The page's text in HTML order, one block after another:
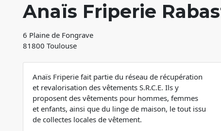
Anaïs Friperie
6 Plaine de Fongrave
81800 Toulouse
Anaïs Friperie fait partie du réseau de récupération
et revalorisation des vêtements S.R.C.E. Ils y
proposent des vêtements pour hommes, femmes
et enfants, ainsi que du linge de maison, le tout issu
de collectes locales de vêtement.